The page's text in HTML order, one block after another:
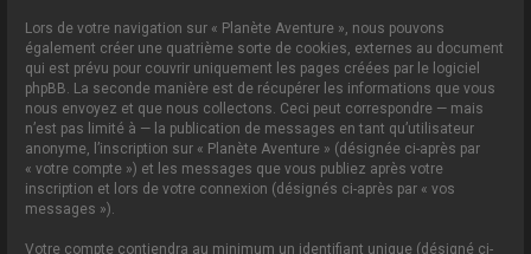
Lors de votre navigation sur « Planète Aventure », nous pouvons
également créer une quatrième sorte de cookies, externes au document
qui est prévu pour couvrir uniquement les pages créées par le logiciel
phpBB. La seconde manière est de récupérer les informations que vous
nous envoyez et que nous collectons. Ceci peut correspondre — mais
n’est pas limité à — la publication de messages en tant qu’utilisateur
anonyme, l’inscription sur « Planète Aventure » (désignée ci-après par
« votre compte ») et les messages que vous publiez après votre
inscription et lors de votre connexion (désignés ci-après par « vos
messages »).
Votre compte contiendra au minimum un identifiant unique (désigné ci-